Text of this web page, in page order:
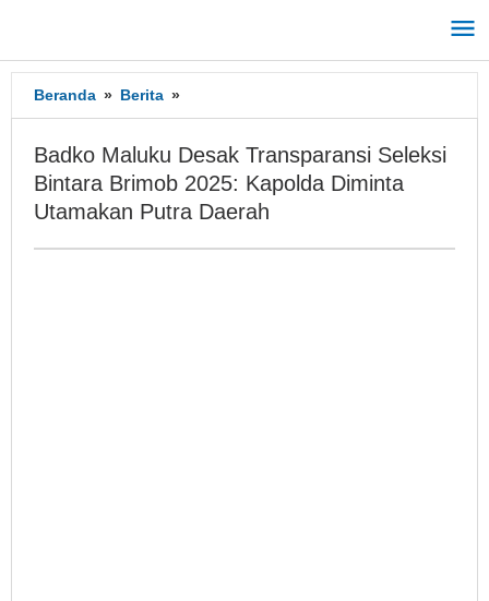
konten
Beranda » Berita »
Maluku
Transparansi
Seleksi
Bintara
2025:
Badko Maluku Desak Transparansi Seleksi
Bintara Brimob 2025: Kapolda Diminta
Utamakan Putra Daerah